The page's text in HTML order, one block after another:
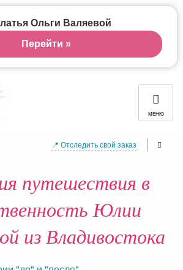
МЕНЮ
📍 Отследить свой заказ
путешествия в
Юлии
из Владивостока
Ольги Валяевой
Перейти »